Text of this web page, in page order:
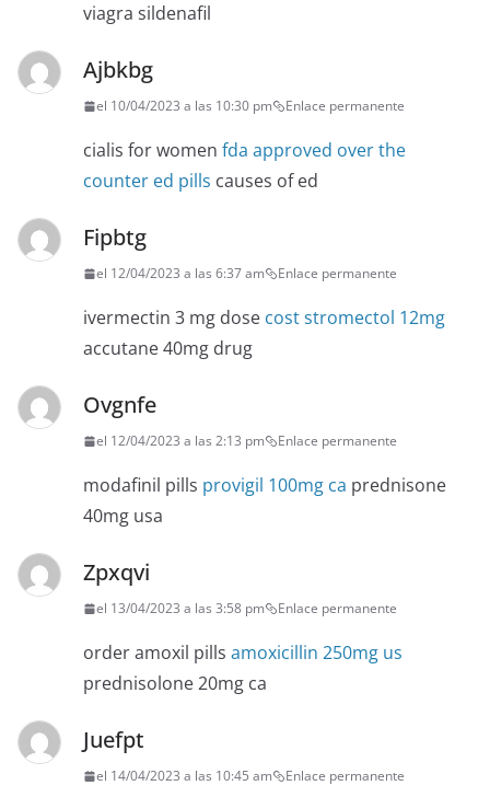
viagra sildenafil
Ajbkbg
el 10/04/2023 a las 10:30 pm Enlace permanente
cialis for women fda approved over the
counter ed pills causes of ed
Fipbtg
el 12/04/2023 a las 6:37 am Enlace permanente
ivermectin 3 mg dose cost stromectol 12mg
accutane 40mg drug
Ovgnfe
el 12/04/2023 a las 2:13 pm Enlace permanente
modafinil pills provigil 100mg ca prednisone
40mg usa
Zpxqvi
el 13/04/2023 a las 3:58 pm Enlace permanente
order amoxil pills amoxicillin 250mg us
prednisolone 20mg ca
Juefpt
el 14/04/2023 a las 10:45 am Enlace permanente